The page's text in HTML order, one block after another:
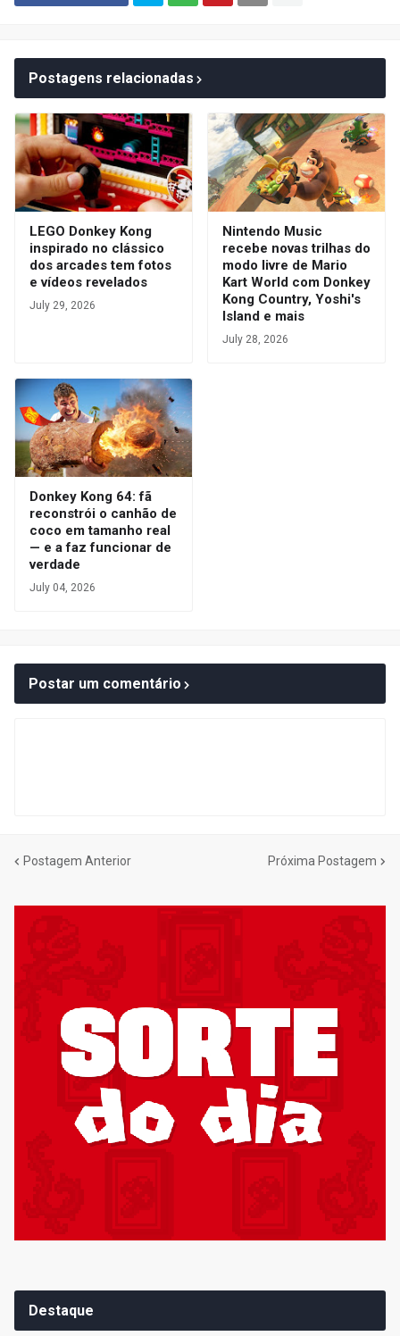
Postagens relacionadas
LEGO Donkey Kong
inspirado no clássico
dos arcades tem fotos
e vídeos revelados
July 29, 2026
Nintendo Music
recebe novas trilhas do
modo livre de Mario
Kart World com Donkey
Kong Country, Yoshi's
Island e mais
July 28, 2026
Donkey Kong 64: fã
reconstrói o canhão de
coco em tamanho real
— e a faz funcionar de
verdade
July 04, 2026
Postar um comentário
Postagem Anterior Próxima Postagem
Destaque